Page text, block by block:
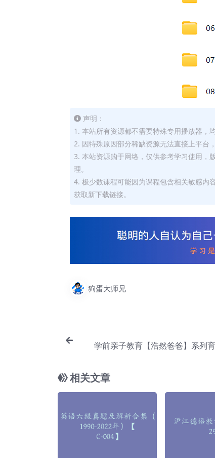
声明：
1. 本站所有资源都不需要特殊专用播放器，均
2. 因特殊原因部分稀缺资源无法直接上平台
3. 本站资源购于网络，仅供参考学习使用，
理。
4. 极少数课程可能因为课程包含相关敏感内
获取新下载链接。
狗蛋大师兄
学前亲子教育【浩然爸爸】系列
相关文章